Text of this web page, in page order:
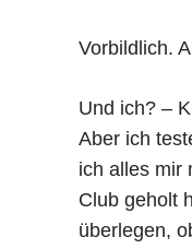
Vorbildlich.
Und ich? –
Aber ich
ich alles mir
Club geholt
überlegen,